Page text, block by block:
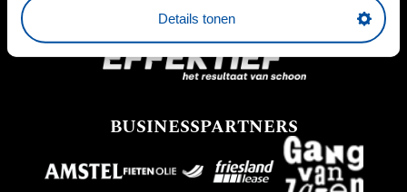
Details tonen
HOOFDSPONSOR
BUSINESSPARTNERS